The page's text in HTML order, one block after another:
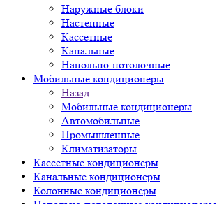
Наружные блоки
Настенные
Кассетные
Канальные
Напольно-потолочные
Мобильные кондиционеры
Назад
Мобильные кондиционеры
Автомобильные
Промышленные
Климатизаторы
Кассетные кондиционеры
Канальные кондиционеры
Колонные кондиционеры